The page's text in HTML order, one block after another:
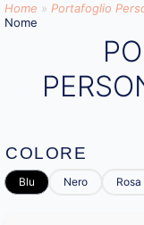
Home » Portafoglio
Nome
COLORE
Blu Nero Rosa